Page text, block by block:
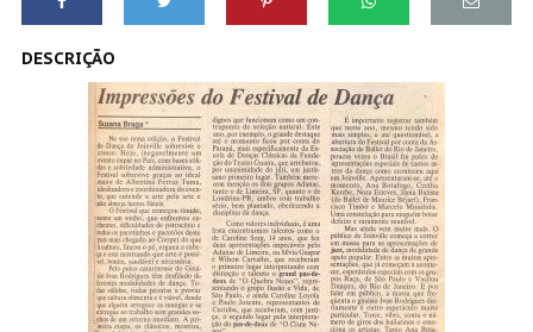
DESCRIÇÃO